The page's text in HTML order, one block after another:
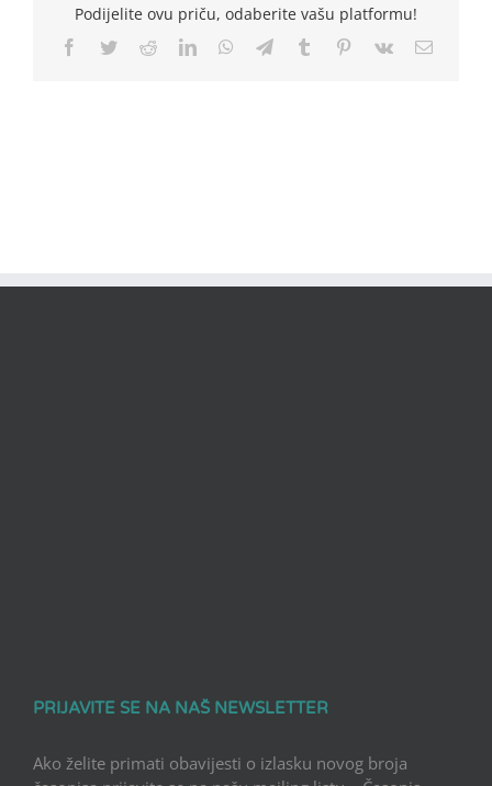
Podijelite ovu priču, odaberite vašu platformu!
Facebook
TwitterRedditLinkedInWhatsApp
TelegramTumblr Pinterest
Vk Email
PRIJAVITE SE NA NAŠ NEWSLETTER
Ako želite primati obavijesti o izlasku novog broja